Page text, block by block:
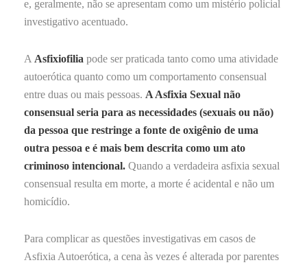
e, geralmente, não se apresentam como um mistério policial
investigativo acentuado.
A Asfixiofilia pode ser praticada tanto como uma atividade
autoerótica quanto como um comportamento consensual
entre duas ou mais pessoas. A Asfixia Sexual não
consensual seria para as necessidades (sexuais ou não)
da pessoa que restringe a fonte de oxigênio de uma
outra pessoa e é mais bem descrita como um ato
criminoso intencional. Quando a verdadeira asfixia sexual
consensual resulta em morte, a morte é acidental e não um
homicídio.
Para complicar as questões investigativas em casos de
Asfixia Autoerótica, a cena às vezes é alterada por parentes